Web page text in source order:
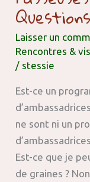
Laisser un
Rencontres &
/ stessie
Est-ce un
ne sont ni un
Est-ce que je
de graines ?